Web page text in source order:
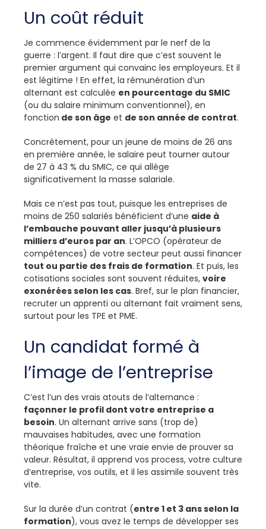
Un coût réduit
Je commence évidemment par le nerf de la
guerre : l’argent. Il faut dire que c’est souvent le
premier argument qui convainc les employeurs. Et il
est légitime ! En effet, la rémunération d’un
alternant est calculée en pourcentage du SMIC
(ou du salaire minimum conventionnel), en
fonction de son âge et de son année de contrat.
Concrètement, pour un jeune de moins de 26 ans
en première année, le salaire peut tourner autour
de 27 à 43 % du SMIC, ce qui allège
significativement la masse salariale.
Mais ce n’est pas tout, puisque les entreprises de
moins de 250 salariés bénéficient d’une aide à
l’embauche pouvant aller jusqu’à plusieurs
milliers d’euros par an. L’OPCO (opérateur de
compétences) de votre secteur peut aussi financer
tout ou partie des frais de formation. Et puis, les
cotisations sociales sont souvent réduites, voire
exonérées selon les cas. Bref, sur le plan financier,
recruter un apprenti ou alternant fait vraiment sens,
surtout pour les TPE et PME.
Un candidat formé à
l’image de l’entreprise
C’est l’un des vrais atouts de l’alternance :
façonner le profil dont votre entreprise a
besoin. Un alternant arrive sans (trop de)
mauvaises habitudes, avec une formation
théorique fraîche et une vraie envie de prouver sa
valeur. Résultat, il apprend vos process, votre culture
d’entreprise, vos outils, et il les assimile souvent très
vite.
Sur la durée d’un contrat (entre 1 et 3 ans selon la
formation), vous avez le temps de développer ses